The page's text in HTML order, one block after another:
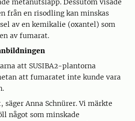
metanutsläpp. Dessutom visade
från en risodling kan minskas
av en kemikalie (oxantel) som
av fumarat.
att SUSIBA2-plantorna
att fumaratet inte kunde vara
Anna Schnürer. Vi märkte
något som minskade